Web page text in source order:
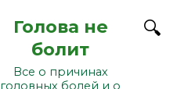
Голова не
болит
Все о причинах
головных болей и о